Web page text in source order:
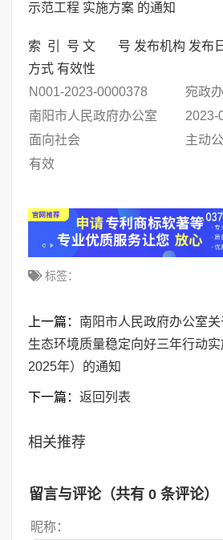
示范工程 实施方案 的通知
索 引 号 文 号 发布机构 发布
方式 有效性
N001-2023-0000378
宛政
南阳市人民政府办公室
2023-
面向社会
主动
有效
标签：
上一篇： 南阳市人民政府办公室
生态环境质量稳定向好三年行动
2025年）的通知
下一篇： 返回列表
相关推荐
留言与评论（共有 0 条评论）
昵称：